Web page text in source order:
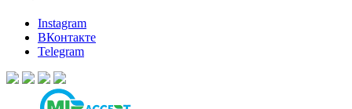
Instagram
ВКонтакте
Telegram